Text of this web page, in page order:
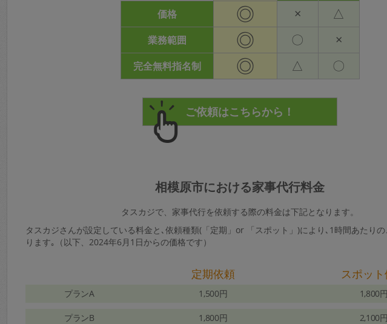
価格
◎ × △
業務範囲 ◎ 〇 ×
完全無料指名制 ◎ △ 〇
相模原市における家事代行料金
タスカジで、家事代行を依頼する際の料金は下記となります。
タスカジさんが設定している料金と､依頼種類(「定期」or 「スポット」)により､1時間あたり
ります｡（以下、2024年6月1日からの価格です）
定期依頼 スポッ
プランA 1,500円 1,800円
プランB 1,800円 2,100円